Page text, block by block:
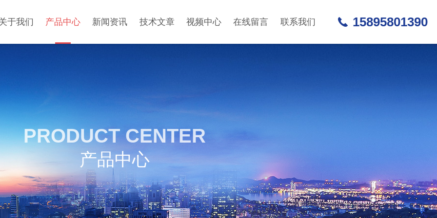
于我们 产品中心 新闻资讯 技术文章 视频中心 在线留言 联系我们 15895801390
PRODUCT CENTER
产品中心